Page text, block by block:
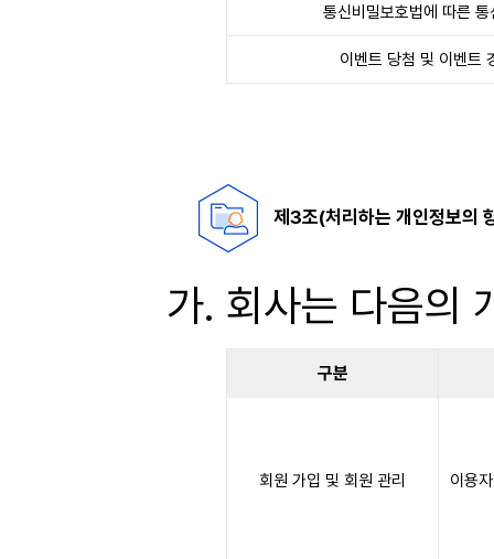
통신비밀보호법에 따른
이벤트 당첨 및 이벤트
제3조(처리하는 개인정보의
회사는 다음의
구분
회원 가입 및 회원 관리 이용